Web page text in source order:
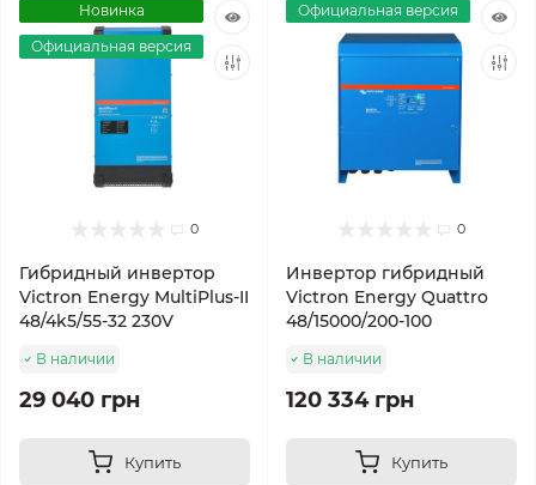
Новинка
Официальная версия
0
Гибридный инвертор
Victron Energy MultiPlus-II
48/4k5/55-32 230V
В наличии
29 040 грн
Купить
Официальная версия
0
Инвертор гибридный
Victron Energy Quattro
48/15000/200-100
В наличии
120 334 грн
Купить